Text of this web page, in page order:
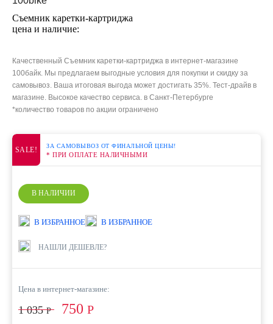
Съемник каретки-картриджа
цена и наличие:
Качественный Съемник каретки-картриджа в интернет-магазине
100байк. Мы предлагаем выгодные условия для покупки и скидку за
самовывоз. Ваша итоговая выгода может достигать 35%. Тест-драйв в
магазине. Высокое качество сервиса. в Санкт-Петербурге
*количество товаров по акции ограничено
SALE! ЗА САМОВЫВОЗ ОТ ФИНАЛЬНОЙ ЦЕНЫ!
* ПРИ ОПЛАТЕ НАЛИЧНЫМИ
В НАЛИЧИИ
В ИЗБРАННОЕ В ИЗБРАННОЕ
НАШЛИ ДЕШЕВЛЕ?
Цена в интернет-магазине:
1 035Р 750 Р